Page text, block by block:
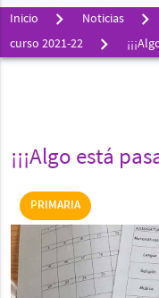
Inicio Noticias
curso 2021-22
¡¡¡Algo está
PRIMARIA